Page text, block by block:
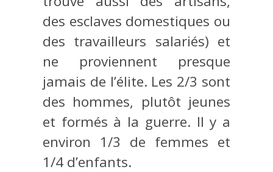
des esclaves domestiques ou
des travailleurs salariés) et
ne proviennent presque
jamais de l’élite. Les 2/3 sont
des hommes, plutôt jeunes
et formés à la guerre. Il y a
environ 1/3 de femmes et
1/4 d’enfants.